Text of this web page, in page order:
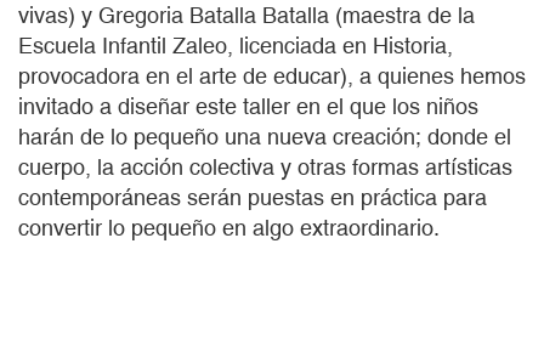
vivas) y Gregoria Batalla Batalla (maestra de la
Escuela Infantil Zaleo, licenciada en Historia,
provocadora en el arte de educar), a quienes hemos
invitado a diseñar este taller en el que los niños
harán de lo pequeño una nueva creación; donde el
cuerpo, la acción colectiva y otras formas artísticas
contemporáneas serán puestas en práctica para
convertir lo pequeño en algo extraordinario.